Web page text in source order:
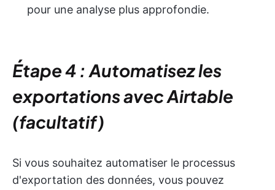
pour une analyse plus approfondie.
Étape 4 : Automatisez les
exportations avec Airtable
(facultatif)
Si vous souhaitez automatiser le processus
d'exportation des données, vous pouvez